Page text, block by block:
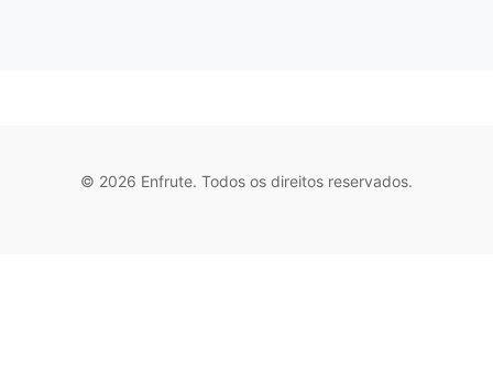
© 2026 Enfrute. Todos os direitos reservados.